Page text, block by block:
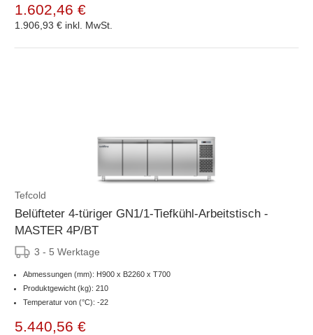
1.602,46 €
1.906,93 € inkl. MwSt.
Tefcold
Belüfteter 4-türiger GN1/1-Tiefkühl-Arbeitstisch -
MASTER 4P/BT
3 - 5 Werktage
Abmessungen (mm): H900 x B2260 x T700
Produktgewicht (kg): 210
Temperatur von (°C): -22
5.440,56 €